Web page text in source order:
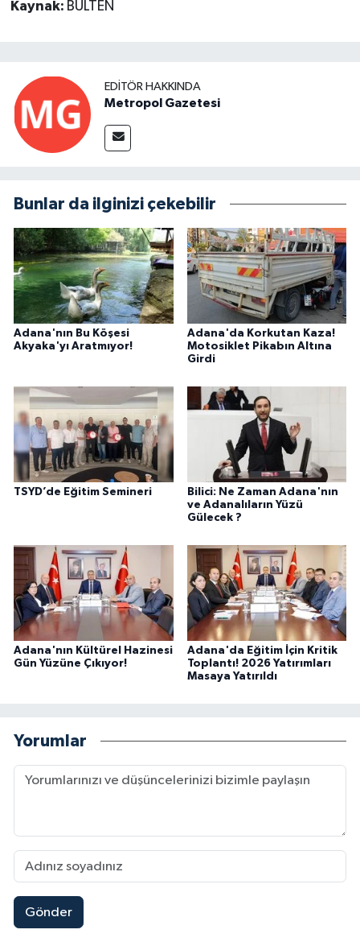
Kaynak: BÜLTEN
EDITÖR HAKKINDA
Metropol Gazetesi
Bunlar da ilginizi çekebilir
Adana'nın Bu Köşesi
Akyaka'yı Aratmıyor!
Adana'da Korkutan Kaza!
Motosiklet Pikabın Altına
Girdi
TSYD’de Eğitim Semineri
Bilici: Ne Zaman Adana'nın
ve Adanalıların Yüzü
Gülecek ?
Adana'nın Kültürel Hazinesi
Gün Yüzüne Çıkıyor!
Adana'da Eğitim İçin Kritik
Toplantı! 2026 Yatırımları
Masaya Yatırıldı
Yorumlar
Gönder